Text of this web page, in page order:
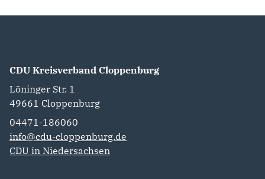
CDU Kreisverband Cloppenburg
Löninger Str. 1
49661 Cloppenburg
04471-186060
info@cdu-cloppenburg.de
CDU in Niedersachsen